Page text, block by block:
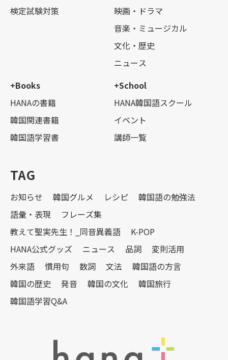
検定試験対策
映画・ドラマ
音楽・ミュージカル
文化・歴史
ニュース
+Books
HANAの書籍
韓国関連書籍
韓国語学習書
+School
HANA韓国語スクール
イベント
講師一覧
TAG
お知らせ 韓国グルメ レシピ
韓国語の勉強法
語彙・表現
フレーズ集
教えて聖実先生！_同音異義語
K-POP
HANA公式グッズ
ニュース 品詞
変則活用
外来語
慣用句 数詞 文法
韓国語の方言
韓国の歴史
発音 韓国の文化
韓国旅行
韓国語学習Q&A